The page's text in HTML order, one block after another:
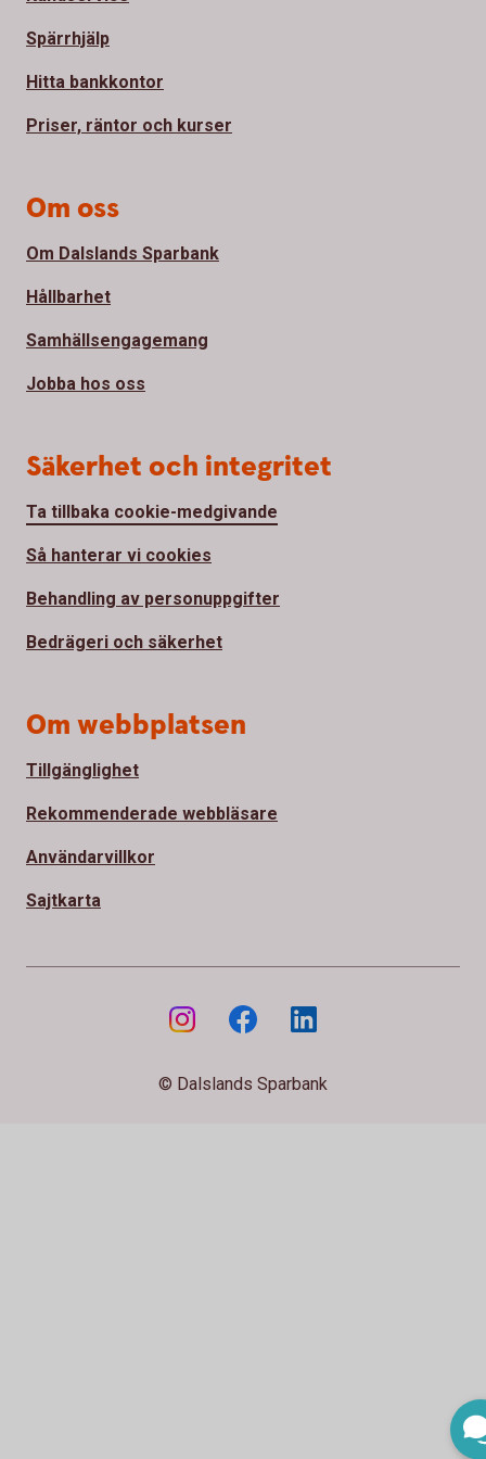
Spärrhjälp
Hitta bankkontor
Priser, räntor och kurser
Om oss
Om Dalslands Sparbank
Hållbarhet
Samhällsengagemang
Jobba hos oss
Säkerhet och integritet
Ta tillbaka cookie-medgivande
Så hanterar vi cookies
Behandling av personuppgifter
Bedrägeri och säkerhet
Om webbplatsen
Tillgänglighet
Rekommenderade webbläsare
Användarvillkor
Sajtkarta
© Dalslands Sparbank